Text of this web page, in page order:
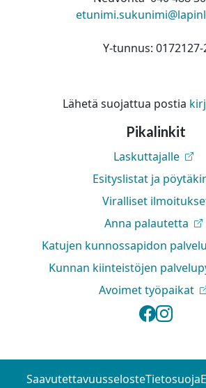
Y-tunnus: 0172127-
Lähetä suojattua postia
Pikalinkit
Laskuttajalle
Esityslistat ja
Viralliset
Anna palautetta
Katujen kunnossapidon
Kunnan kiinteistöjen
Avoimet työpaikat
SaavutettavuusselosteTietosuoja